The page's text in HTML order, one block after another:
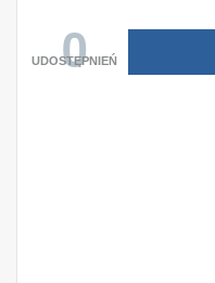
0
UDOSTĘPNIEŃ